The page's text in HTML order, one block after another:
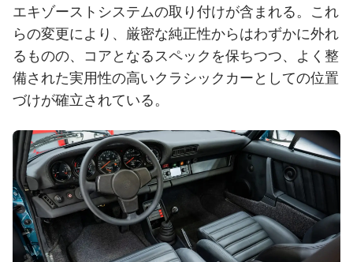
エキゾーストシステムの取り付けが含まれる。これ
らの変更により、厳密な純正性からはわずかに外れ
るものの、コアとなるスペックを保ちつつ、よく整
備された実用性の高いクラシックカーとしての位置
づけが確立されている。